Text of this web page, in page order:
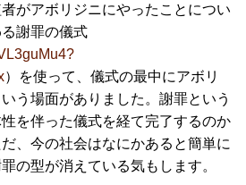
がアボリジニにやったことについ
謝罪の儀式
）を使って、儀式の最中にアボリ
う場面がありました。謝罪という
を伴った儀式を経て完了するのか
、今の社会はなにかあると簡単に
の型が消えている気もします。